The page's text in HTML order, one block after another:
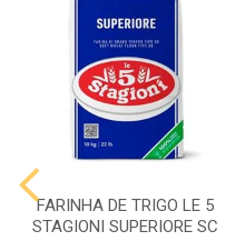
FARINHA DE TRIGO LE 5
STAGIONI SUPERIORE SC